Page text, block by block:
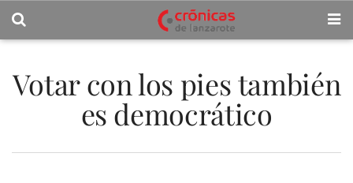
Votar con los pies también
es democrático